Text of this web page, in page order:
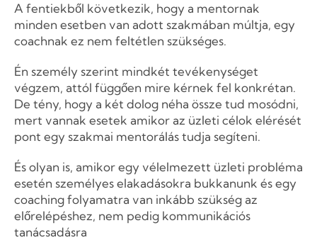
A fentiekből következik, hogy a mentornak
minden esetben van adott szakmában múltja, egy
coachnak ez nem feltétlen szükséges.
Én személy szerint mindkét tevékenységet
végzem, attól függően mire kérnek fel konkrétan.
De tény, hogy a két dolog néha össze tud mosódni,
mert vannak esetek amikor az üzleti célok elérését
pont egy szakmai mentorálás tudja segíteni.
És olyan is, amikor egy vélelmezett üzleti probléma
esetén személyes elakadásokra bukkanunk és egy
coaching folyamatra van inkább szükség az
előrelépéshez, nem pedig kommunikációs
tanácsadásra